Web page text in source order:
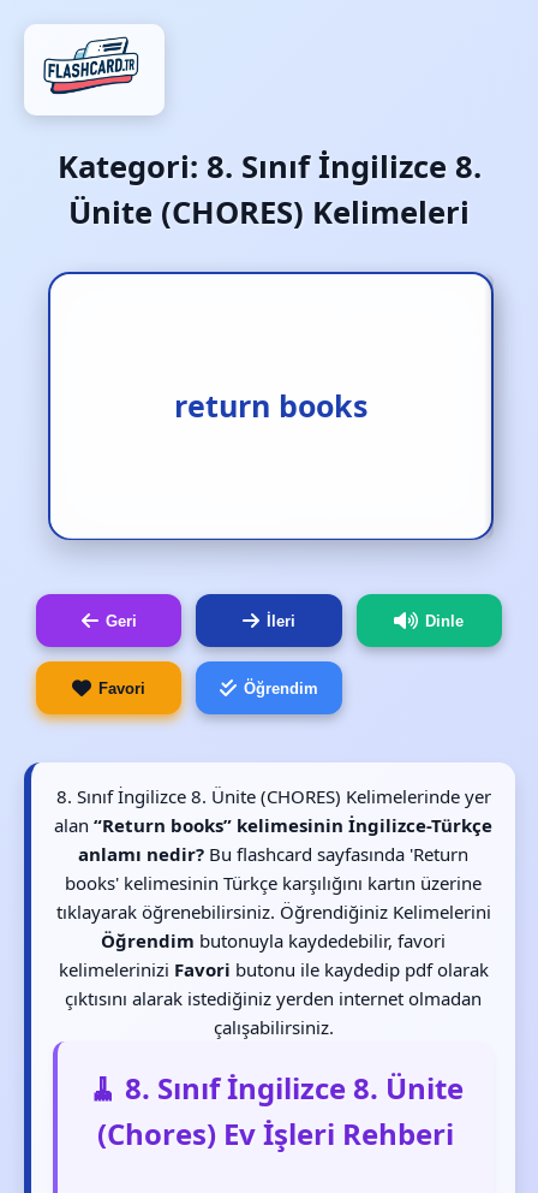
Kategori: 8. Sınıf İngilizce 8.
Ünite (CHORES) Kelimeleri
return books
kitapları iade etmek
Geri İleri Dinle
Favori Öğrendim
8. Sınıf İngilizce 8. Ünite (CHORES) Kelimelerinde yer
alan“Return books” kelimesinin İngilizce-Türkçe
anlamı nedir? Bu flashcard sayfasında 'Return
books' kelimesinin Türkçe karşılığını kartın üzerine
tıklayarak öğrenebilirsiniz. Öğrendiğiniz Kelimelerini
Öğrendim butonuyla kaydedebilir, favori
kelimelerinizi Favori butonu ile kaydedip pdf olarak
çıktısını alarak istediğiniz yerden internet olmadan
çalışabilirsiniz.
🧹 8. Sınıf İngilizce 8. Ünite
(Chores) Ev İşleri Rehberi